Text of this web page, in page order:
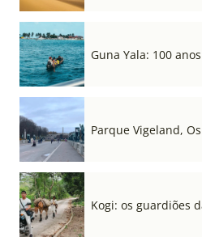
Guna Yala: 100
Parque Vigeland,
Kogi: os guardiões